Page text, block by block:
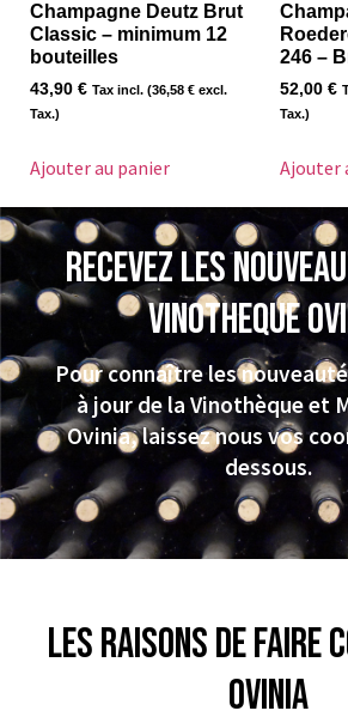
Champagne Deutz Brut
Classic – minimum 12
bouteilles
43,90 € Tax incl. (36,58 € excl.
Tax.)
Ajouter au panier
246 –
52,00 €
Tax.)
Ajouter
Recevez les
VINOTHEQUE
Pour connaître les
à jour de la Vinothèque et
Ovinia, laissez nous vos
dessous.
Les raisons de faire
Ovinia